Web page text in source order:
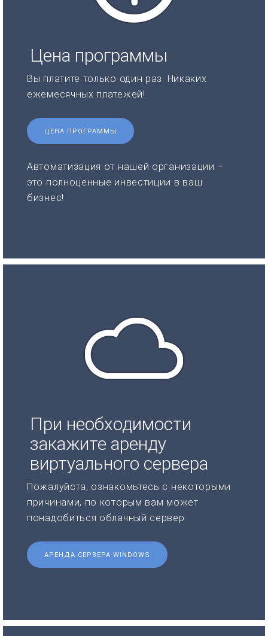
Цена программы
Вы платите только один раз. Никаких
ежемесячных платежей!
ЦЕНА ПРОГРАММЫ
Автоматизация от нашей организации –
это полноценные инвестиции в ваш
бизнес!
При необходимости
закажите аренду
виртуального сервера
Пожалуйста, ознакомьтесь с некоторыми
причинами, по которым вам может
понадобиться облачный сервер.
АРЕНДА СЕРВЕРА WINDOWS